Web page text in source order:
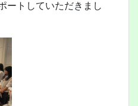
ートしていただきまし